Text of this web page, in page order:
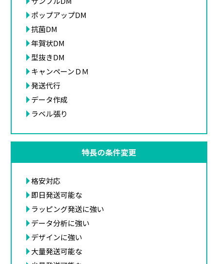
ポップアップDM
抗菌DM
年賀状DM
型抜きDM
キャンペーンＤＭ
発送代行
データ作成
ラベル張り
特長の条件変更
格安対応
即日発送可能な
ラッピング発送に強い
データ分析に強い
デザインに強い
大量発送可能な